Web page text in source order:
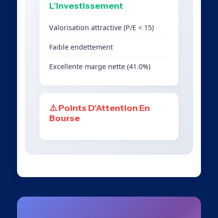
L’Investissement
Valorisation attractive (P/E < 15)
Faible endettement
Excellente marge nette (41.0%)
⚠️ Points D’Attention En
Bourse